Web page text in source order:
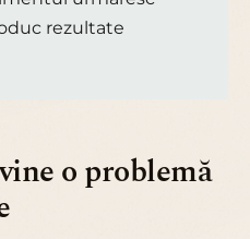
rezultate
o problemă